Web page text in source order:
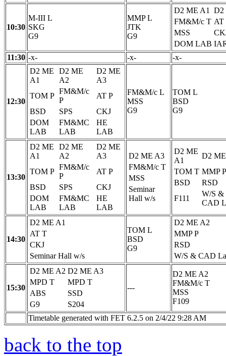
10:30
M-III L
SKG
G9
MMP L
JTK
G9
D2 ME A1
D2
FM&M/c T AT
MSS
DOM LAB
11:30 -x- -x- -x-
12:30
D2 ME
A1
D2 ME
A2
D2 ME
A3
TOM P
FM&M/c
P
AT P
BSD
SPS
CKJ
DOM
LAB
FM&MC
LAB
HE
LAB
FM&M/c L
MSS
G9
TOM L
BSD
G9
13:30
D2 ME
A1
D2 ME
A2
D2 ME
A3
TOM P
FM&M/c
P
AT P
BSD
SPS
CKJ
DOM
LAB
FM&MC
LAB
HE
LAB
D2 ME A3
FM&M/c T
MSS
Seminar
Hall w/s
D2 ME
A1
D2
TOM T MMP P
BSD
RSD
F111
W/S &
CAD
14:30
D2 ME A1
AT T
CKJ
Seminar Hall w/s
TOM L
BSD
G9
D2 ME A2
MMP P
RSD
W/S & CAD
15:30
D2 ME A2 D2 ME A3
MPD T
MPD T
ABS
SSD
G9
S204
---
D2 ME A2
FM&M/c T
MSS
F109
Timetable generated with FET 6.2.5 on 2/4/22 9:28 AM
back to the top